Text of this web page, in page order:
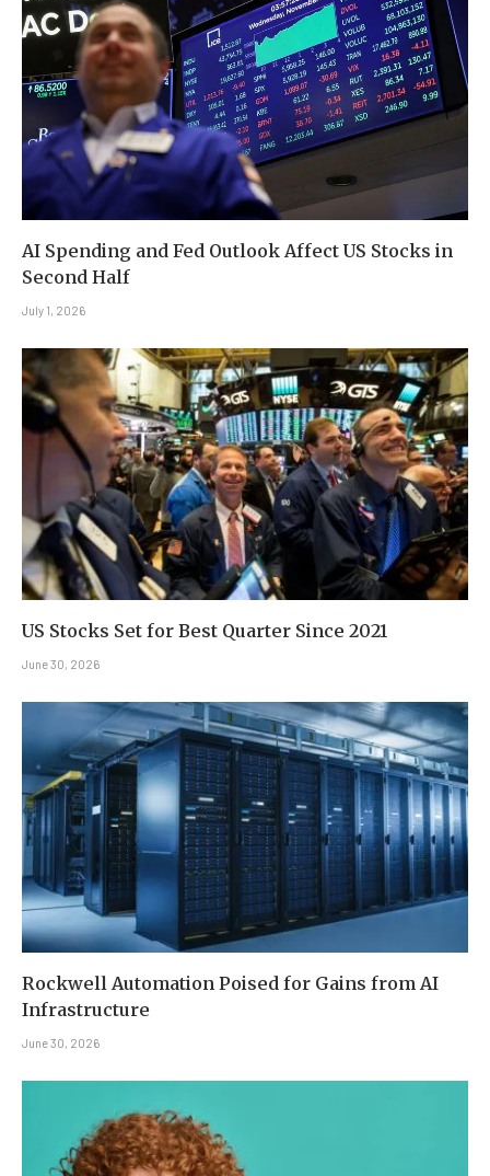
AI Spending and Fed Outlook Affect US Stocks in
Second Half
July 1, 2026
US Stocks Set for Best Quarter Since 2021
June 30, 2026
Rockwell Automation Poised for Gains from AI
Infrastructure
June 30, 2026